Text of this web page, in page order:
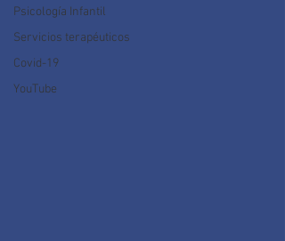
Psicología Infantil
Servicios terapéuticos
Covid-19
YouTube